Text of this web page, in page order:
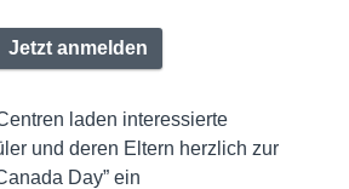
Jetzt anmelden
laden interessierte
und deren Eltern herzlich zur
Day” ein